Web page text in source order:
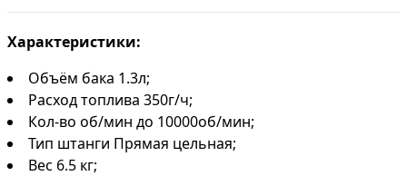
Характеристики:
Объём бака 1.3л;
Расход топлива 350г/ч;
Кол-во об/мин до 10000об/мин;
Тип штанги Прямая цельная;
Вес 6.5 кг;